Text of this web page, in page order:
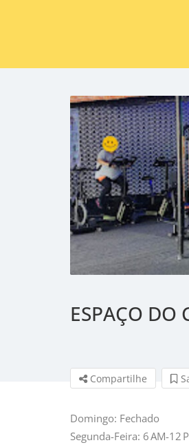
ESPAÇO DO
Compartilhe
Domingo: Fechado
Segunda-Feira: 6 AM-12